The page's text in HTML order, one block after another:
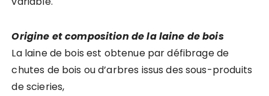
Origine et composition de la laine de bois
La laine de bois est obtenue par défibrage de
chutes de bois ou d’arbres issus des sous-produits
de scieries,